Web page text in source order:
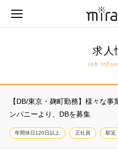
求人
Job
【DB/東京・麹町勤務】様々な
ンパニーより、DBを募集
年間休日120日以上 正社員 駅近